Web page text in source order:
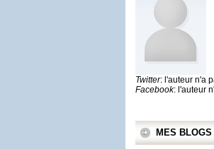
Twitter: l'auteur n'a
Facebook: l'auteur
MES BLOGS